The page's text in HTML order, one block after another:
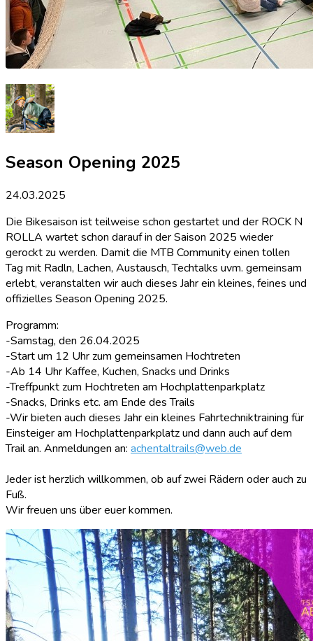
Season Opening 2025
24.03.2025
Die Bikesaison ist teilweise schon gestartet und der ROCK N
ROLLA wartet schon darauf in der Saison 2025 wieder
gerockt zu werden. Damit die MTB Community einen tollen
Tag mit Radln, Lachen, Austausch, Techtalks uvm. gemeinsam
erlebt, veranstalten wir auch dieses Jahr ein kleines, feines und
offizielles Season Opening 2025.
Programm:
-Samstag, den 26.04.2025
-Start um 12 Uhr zum gemeinsamen Hochtreten
-Ab 14 Uhr Kaffee, Kuchen, Snacks und Drinks
-Treffpunkt zum Hochtreten am Hochplattenparkplatz
-Snacks, Drinks etc. am Ende des Trails
-Wir bieten auch dieses Jahr ein kleines Fahrtechniktraining für
Einsteiger am Hochplattenparkplatz und dann auch auf dem
Trail an. Anmeldungen an: achentaltrails@web.de
Jeder ist herzlich willkommen, ob auf zwei Rädern oder auch zu
Fuß.
Wir freuen uns über euer kommen.